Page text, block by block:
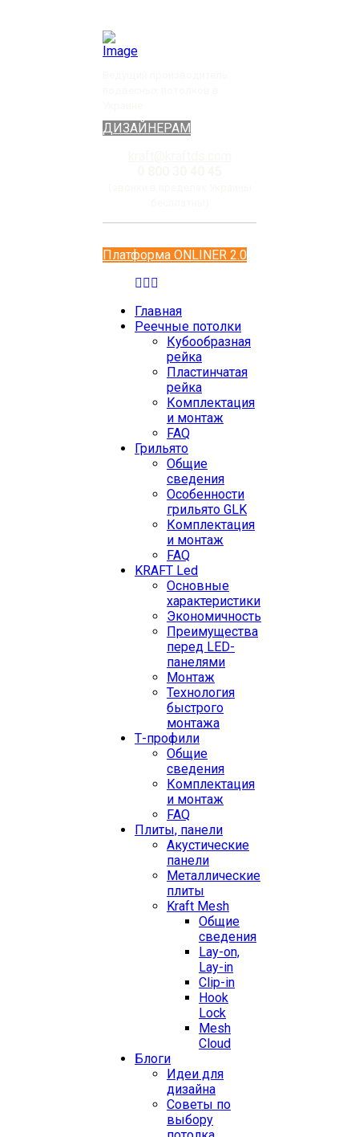
ДИЗАЙНЕРАМ
Платформа ONLINER 2.0
Главная
Реечные потолки
Кубообразная
рейка
Пластинчатая
рейка
Комплектация
и монтаж
FAQ
Грильято
Общие
сведения
Особенности
грильято GLK
Комплектация
и монтаж
FAQ
KRAFT Led
Основные
характеристики
Экономичность
Преимущества
перед LED-
панелями
Монтаж
Технология
быстрого
монтажа
Т-профили
Общие
сведения
Комплектация
и монтаж
FAQ
Плиты, панели
Акустические
панели
Металлические
плиты
Kraft Mesh
Общие
сведения
Lay-on,
Lay-in
Clip-in
Hook
Lock
Mesh
Cloud
Блоги
Идеи для
дизайна
Советы по
выбору